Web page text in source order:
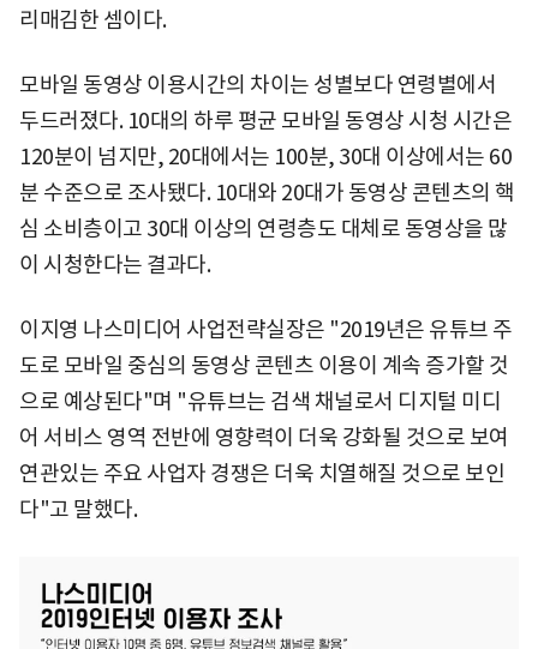
리매김한 셈이다.
모바일 동영상 이용시간의 차이는 성별보다 연령별에서
두드러졌다. 10대의 하루 평균 모바일 동영상 시청 시간은
120분이 넘지만, 20대에서는 100분, 30대 이상에서는 60
분 수준으로 조사됐다. 10대와 20대가 동영상 콘텐츠의 핵
심 소비층이고 30대 이상의 연령층도 대체로 동영상을 많
이 시청한다는 결과다.
이지영 나스미디어 사업전략실장은 "2019년은 유튜브 주
도로 모바일 중심의 동영상 콘텐츠 이용이 계속 증가할 것
으로 예상된다"며 "유튜브는 검색 채널로서 디지털 미디
어 서비스 영역 전반에 영향력이 더욱 강화될 것으로 보여
연관있는 주요 사업자 경쟁은 더욱 치열해질 것으로 보인
다"고 말했다.